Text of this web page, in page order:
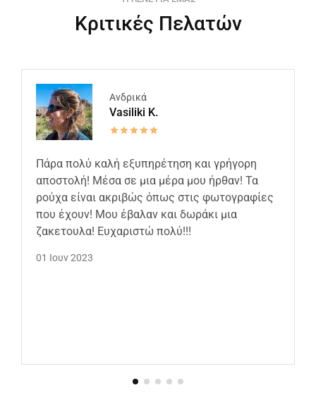
Κριτικές Πελατών
Ανδρικά
Vasiliki K.
Πάρα πολύ καλή εξυπηρέτηση και γρήγορη
αποστολή! Μέσα σε μια μέρα μου ήρθαν! Τα
ρούχα είναι ακριβώς όπως στις φωτογραφίες
που έχουν! Μου έβαλαν και δωράκι μια
ζακετουλα! Ευχαριστώ πολύ!!!
01 Ιουν 2023